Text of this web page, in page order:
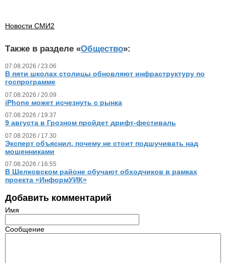
Новости СМИ2
Также в разделе «Общество»:
07.08.2026 / 23.06
В пяти школах столицы обновляют инфраструктуру по
госпрограмме
07.08.2026 / 20.09
iPhone может исчезнуть с рынка
07.08.2026 / 19.37
9 августа в Грозном пройдет дрифт-фестиваль
07.08.2026 / 17.30
Эксперт объяснил, почему не стоит подшучивать над
мошенниками
07.08.2026 / 16.55
В Шелковском районе обучают обходчиков в рамках
проекта «ИнформУИК»
Добавить комментарий
Имя
Сообщение